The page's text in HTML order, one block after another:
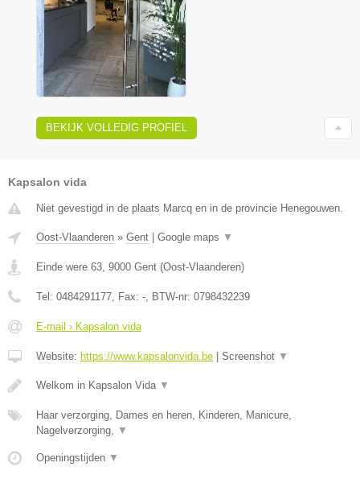
BEKIJK VOLLEDIG PROFIEL
Kapsalon vida
Niet gevestigd in de plaats Marcq en in de provincie Henegouwen.
Oost-Vlaanderen » Gent Google maps ▼
Einde were 63, 9000 Gent (Oost-Vlaanderen)
Tel: 0484291177, Fax: -, BTW-nr: 0798432239
E-mail › Kapsalon vida
Website: https://www.kapsalonvida.be Screenshot ▼
Welkom in Kapsalon Vida ▼
Haar verzorging, Dames en heren, Kinderen, Manicure,
Nagelverzorging, ▼
Openingstijden ▼